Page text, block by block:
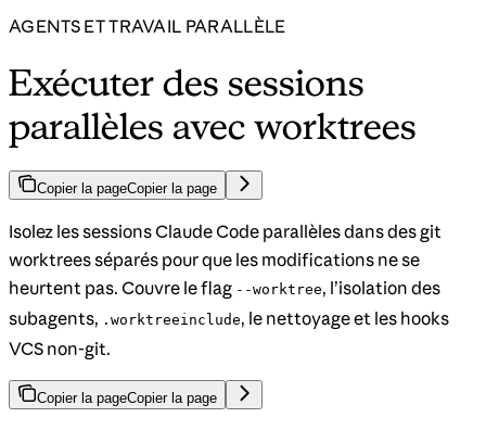
AGENTS ET TRAVAIL PARALLÈLE
Exécuter des sessions
parallèles avec worktrees
Copier la pageCopier la page
Isolez les sessions Claude Code parallèles dans des git
worktrees séparés pour que les modifications ne se
heurtent pas. Couvre le flag --worktree, l’isolation des
subagents, .worktreeinclude, le nettoyage et les hooks
VCS non-git.
Copier la pageCopier la page